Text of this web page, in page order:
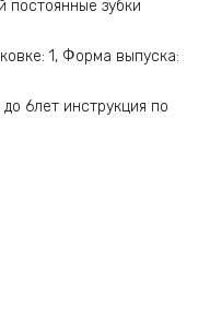
постоянные зубки
1, Форма выпуска:
6лет инструкция по